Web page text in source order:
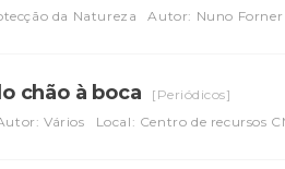
da Natureza
Autor: Nuno Forner
chão à boca
[Periódicos]
Vários Local: Centro de recursos